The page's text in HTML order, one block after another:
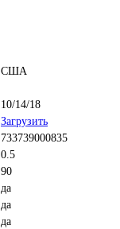
США
10/14/18
Загрузить
733739000835
0.5
90
да
да
да